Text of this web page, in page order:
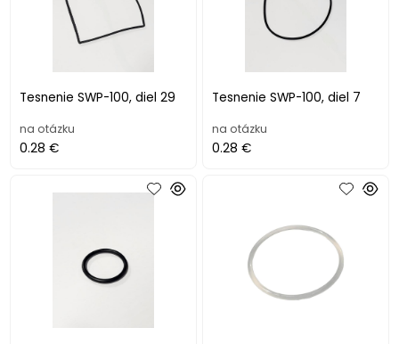
Tesnenie SWP-100, diel 29
na otázku
0.28 €
Tesnenie SWP-100, diel 7
na otázku
0.28 €